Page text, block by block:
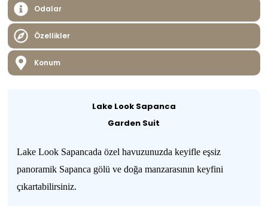
Odalar
Özellikler
Konum
Lake Look Sapanca
Garden Suit
Lake Look Sapancada özel havuzunuzda keyifle eşsiz
panoramik Sapanca gölü ve doğa manzarasının keyfini
çıkartabilirsiniz.